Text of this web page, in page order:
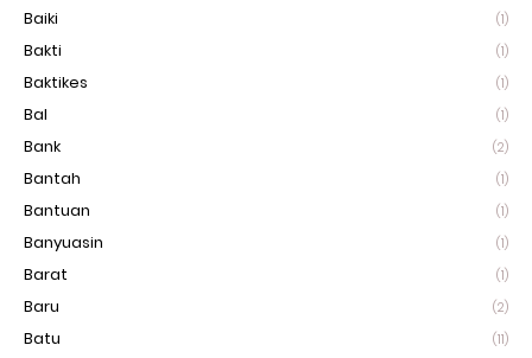
Baiki (1)
Bakti (1)
Baktikes (1)
Bal (1)
Bank (2)
Bantah (1)
Bantuan (1)
Banyuasin (1)
Barat (1)
Baru (2)
Batu (11)